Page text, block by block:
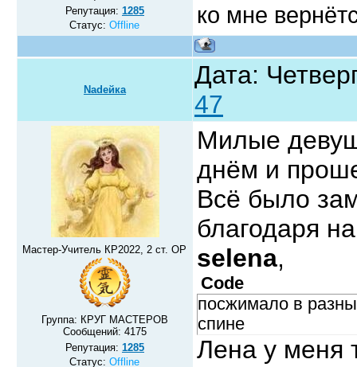
Репутация: 1285
Статус:Offline
ко мне
Nadeйка
Дата:
47
Мастер-Учитель КР2022, 2 ст. ОР
Группа: КРУГ МАСТЕРОВ
Сообщений: 4175
Репутация: 1285
Статус:Offline
Милые
днём и
Всё было
благодаря
selena,
Code
посжимало в
спине
Лена у меня